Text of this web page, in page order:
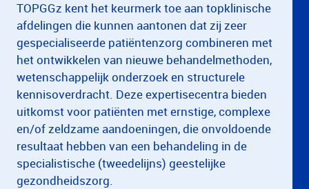
TOPGGz kent het keurmerk toe aan topklinische
afdelingen die kunnen aantonen dat zij zeer
gespecialiseerde patiëntenzorg combineren met
het ontwikkelen van nieuwe behandelmethoden,
wetenschappelijk onderzoek en structurele
kennisoverdracht. Deze expertisecentra bieden
uitkomst voor patiënten met ernstige, complexe
en/of zeldzame aandoeningen, die onvoldoende
resultaat hebben van een behandeling in de
specialistische (tweedelijns) geestelijke
gezondheidszorg.